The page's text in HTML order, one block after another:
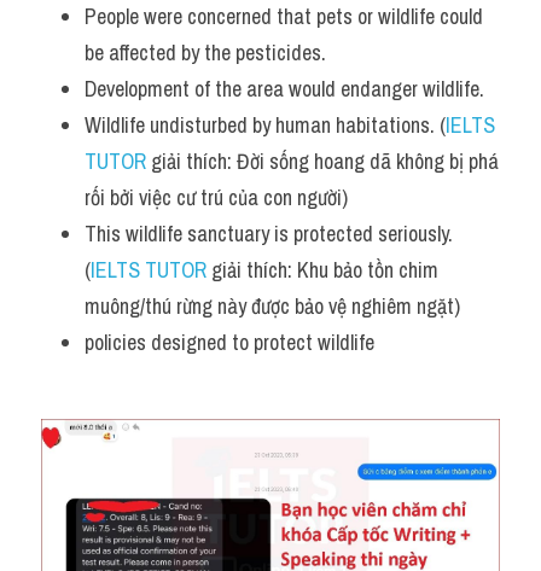
Writing
Reading
Homepage
People were concerned that pets or wildlife could
be affected by the pesticides.
Development of the area would endanger wildlife.
Wildlife undisturbed by human habitations. (IELTS
TUTOR giải thích: Đời sống hoang dã không bị phá
rối bởi việc cư trú của con người)
This wildlife sanctuary is protected seriously.
(IELTS TUTOR giải thích: Khu bảo tồn chim
muông/thú rừng này được bảo vệ nghiêm ngặt)
policies designed to protect wildlife